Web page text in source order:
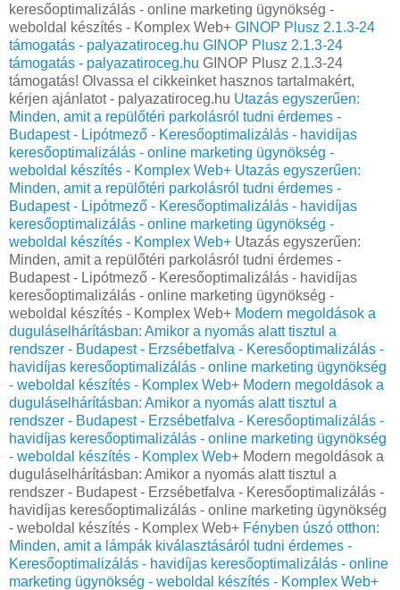
keresőoptimalizálás - online marketing ügynökség -
weboldal készítés - Komplex Web+ GINOP Plusz 2.1.3-24
támogatás - palyazatiroceg.hu GINOP Plusz 2.1.3-24
támogatás - palyazatiroceg.hu GINOP Plusz 2.1.3-24
támogatás! Olvassa el cikkeinket hasznos tartalmakért,
kérjen ajánlatot - palyazatiroceg.hu Utazás egyszerűen:
Minden, amit a repülőtéri parkolásról tudni érdemes -
Budapest - Lipótmező - Keresőoptimalizálás - havidíjas
keresőoptimalizálás - online marketing ügynökség -
weboldal készítés - Komplex Web+ Utazás egyszerűen:
Minden, amit a repülőtéri parkolásról tudni érdemes -
Budapest - Lipótmező - Keresőoptimalizálás - havidíjas
keresőoptimalizálás - online marketing ügynökség -
weboldal készítés - Komplex Web+ Utazás egyszerűen:
Minden, amit a repülőtéri parkolásról tudni érdemes -
Budapest - Lipótmező - Keresőoptimalizálás - havidíjas
keresőoptimalizálás - online marketing ügynökség -
weboldal készítés - Komplex Web+ Modern megoldások a
duguláselhárításban: Amikor a nyomás alatt tisztul a
rendszer - Budapest - Erzsébetfalva - Keresőoptimalizálás -
havidíjas keresőoptimalizálás - online marketing ügynökség
- weboldal készítés - Komplex Web+ Modern megoldások a
duguláselhárításban: Amikor a nyomás alatt tisztul a
rendszer - Budapest - Erzsébetfalva - Keresőoptimalizálás -
havidíjas keresőoptimalizálás - online marketing ügynökség
- weboldal készítés - Komplex Web+ Modern megoldások a
duguláselhárításban: Amikor a nyomás alatt tisztul a
rendszer - Budapest - Erzsébetfalva - Keresőoptimalizálás -
havidíjas keresőoptimalizálás - online marketing ügynökség
- weboldal készítés - Komplex Web+ Fényben úszó otthon:
Minden, amit a lámpák kiválasztásáról tudni érdemes -
Keresőoptimalizálás - havidíjas keresőoptimalizálás - online
marketing ügynökség - weboldal készítés - Komplex Web+